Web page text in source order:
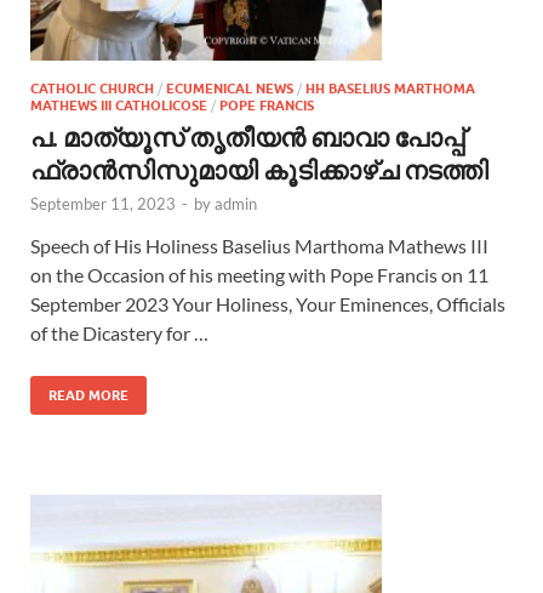
CATHOLIC CHURCH / ECUMENICAL NEWS / HH BASELIUS MARTHOMA
MATHEWS III CATHOLICOSE / POPE FRANCIS
പ. മാത്യൂസ് തൃതീയന്‍ ബാവാ പോപ്പ്
ഫ്രാന്‍സിസുമായി കൂടിക്കാഴ്ച നടത്തി
September 11, 2023 - byadmin
Speech of His Holiness Baselius Marthoma Mathews III
on the Occasion of his meeting with Pope Francis on 11
September 2023 Your Holiness, Your Eminences, Officials
of the Dicastery for …
READ MORE